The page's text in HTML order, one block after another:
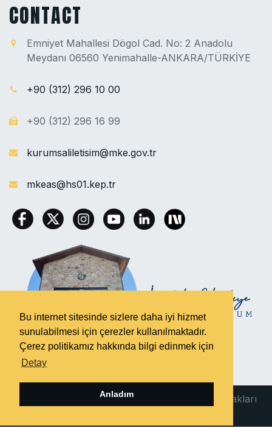
Bu internet sitesinde sizlere daha iyi hizmet
sunulabilmesi için çerezler kullanılmaktadır.
Çerez politikamız hakkında bilgi edinmek için
Detay
Anladım
CONTACT
Emniyet Mahallesi Dögol Cad. No: 2 Anadolu
Meydanı 06560 Yenimahalle-ANKARA/TÜRKİYE
+90 (312) 296 10 00
+90 (312) 296 16 99
kurumsaliletisim@mke.gov.tr
mkeas@hs01.kep.tr
2023 Makine ve Kimya Endüstrisi A.Ş. Tüm Hakları